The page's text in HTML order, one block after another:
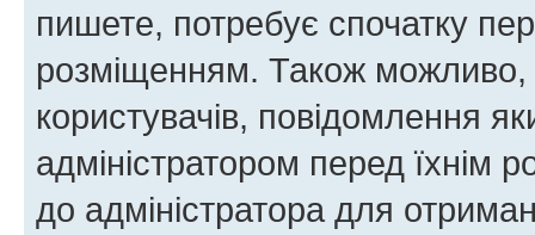
пишете, потребує спочатку
розміщенням. Також можливо,
користувачів, повідомлення
адміністратором перед їхнім
до адміністратора для